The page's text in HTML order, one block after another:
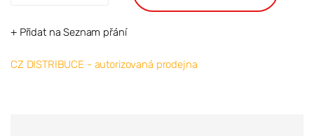
+ Přidat na Seznam přání
CZ DISTRIBUCE - autorizovaná prodejna